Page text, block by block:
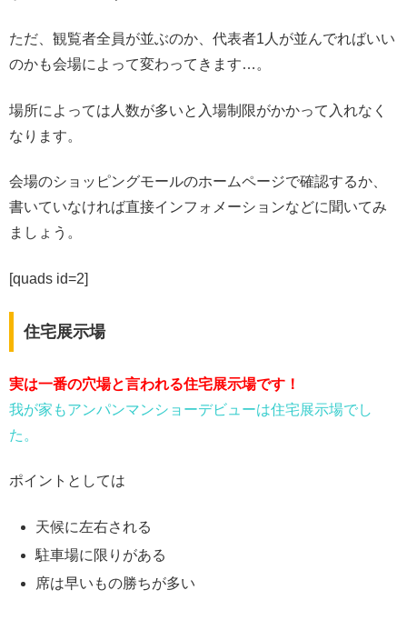
ただ、観覧者全員が並ぶのか、代表者1人が並んでればいい
のかも会場によって変わってきます…。
場所によっては人数が多いと入場制限がかかって入れなく
なります。
会場のショッピングモールのホームページで確認するか、
書いていなければ直接インフォメーションなどに聞いてみ
ましょう。
[quads id=2]
住宅展示場
実は一番の穴場と言われる住宅展示場です！
我が家もアンパンマンショーデビューは住宅展示場でし
た。
ポイントとしては
天候に左右される
駐車場に限りがある
席は早いもの勝ちが多い